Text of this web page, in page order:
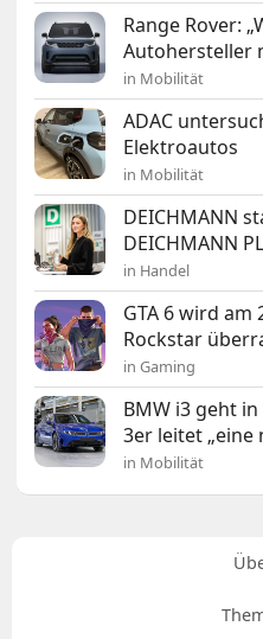
Range Rover:
Autohersteller
in Mobilität
ADAC
Elektroautos
in Mobilität
DEICHMANN
DEICHMANN
in Handel
GTA 6 wird am
Rockstar
in Gaming
BMW i3 geht
3er leitet „eine
in Mobilität